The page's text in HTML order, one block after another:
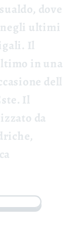
dove
negli ultimi
Il
in una
dell
Il
da